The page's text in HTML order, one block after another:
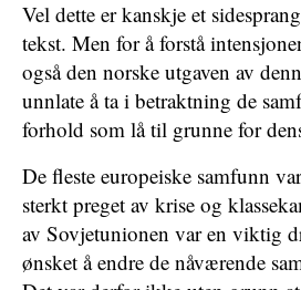
Vel dette er kanskje et
tekst. Men for å forstå
også den norske utgaven av
unnlate å ta i betraktning de
forhold som lå til grunne for
De fleste europeiske samfunn
sterkt preget av krise og
av Sovjetunionen var en viktig
ønsket å endre de nåværende